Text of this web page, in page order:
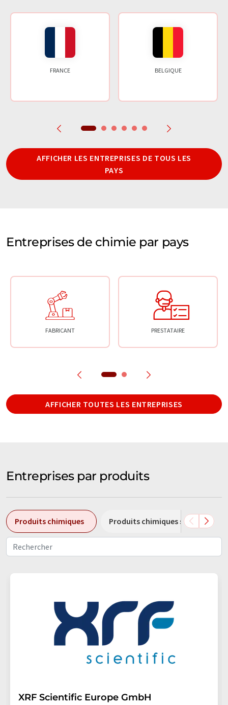
FRANCE BELGIQUE
AFFICHER LES ENTREPRISES DE TOUS LES
PAYS
Entreprises de chimie par pays
FABRICANT PRESTATAIRE
AFFICHER TOUTES LES ENTREPRISES
Entreprises par produits
Produits chimiques Produits chimiques spéciaux
XRF Scientific Europe GmbH